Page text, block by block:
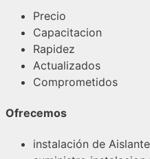
Precio
Capacitacion
Rapidez
Actualizados
Comprometidos
Ofrecemos
instalación de